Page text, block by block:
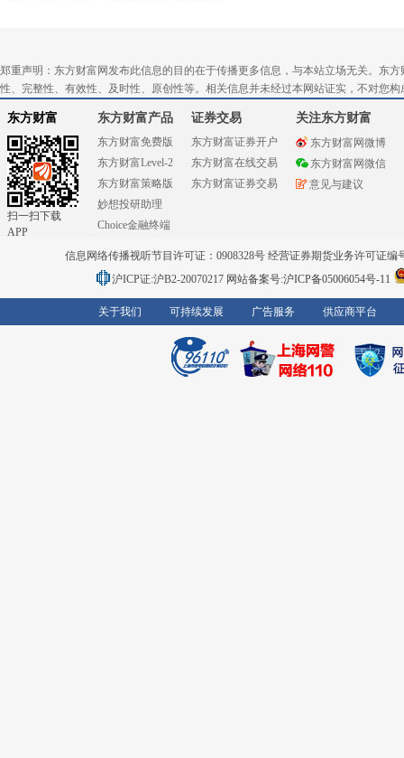
郑重声明：东方财富网发布此信息的目的在于传播更多信息，与本站立场无关。东
性、完整性、有效性、及时性、原创性等。相关信息并未经过本网站证实，不对您
东方财富
扫一扫下载
APP
东方财富产品
东方财富免费版
东方财富Level-2
东方财富策略版
妙想投研助理
Choice金融终端
证券交易
东方财富证券开户
东方财富在线交易
东方财富证券交易
关注东方财富
东方财富网微博
东方财富网微信
意见与建议
信息网络传播视听节目许可证：0908328号 经营证券期货业务许可证编
沪ICP证:沪B2-20070217 网站备案号:沪ICP备05006054号-11
关于我们 可持续发展 广告服务 供应商平台